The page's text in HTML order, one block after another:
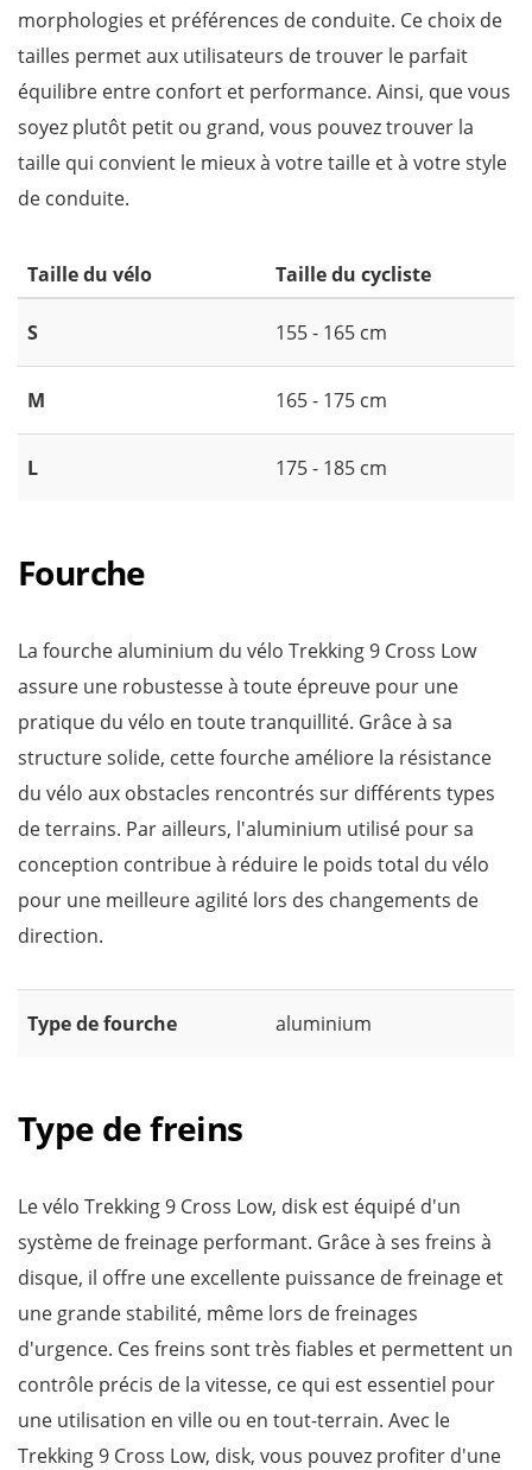
morphologies et préférences de conduite. Ce choix de
tailles permet aux utilisateurs de trouver le parfait
équilibre entre confort et performance. Ainsi, que vous
soyez plutôt petit ou grand, vous pouvez trouver la
taille qui convient le mieux à votre taille et à votre style
de conduite.
Taille du vélo Taille du cycliste
S 155 - 165 cm
M 165 - 175 cm
L 175 - 185 cm
Fourche
La fourche aluminium du vélo Trekking 9 Cross Low
assure une robustesse à toute épreuve pour une
pratique du vélo en toute tranquillité. Grâce à sa
structure solide, cette fourche améliore la résistance
du vélo aux obstacles rencontrés sur différents types
de terrains. Par ailleurs, l'aluminium utilisé pour sa
conception contribue à réduire le poids total du vélo
pour une meilleure agilité lors des changements de
direction.
Type de fourche aluminium
Type de freins
Le vélo Trekking 9 Cross Low, disk est équipé d'un
système de freinage performant. Grâce à ses freins à
disque, il offre une excellente puissance de freinage et
une grande stabilité, même lors de freinages
d'urgence. Ces freins sont très fiables et permettent un
contrôle précis de la vitesse, ce qui est essentiel pour
une utilisation en ville ou en tout-terrain. Avec le
Trekking 9 Cross Low, disk, vous pouvez profiter d'une